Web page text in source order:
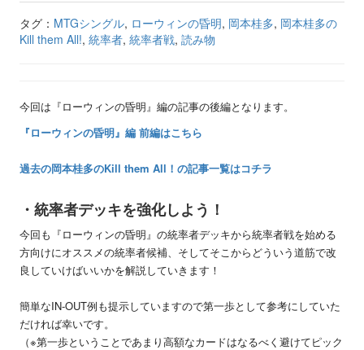
タグ： MTGシングル, ローウィンの昏明, 岡本桂多, 岡本桂多の
Kill them All!, 統率者, 統率者戦, 読み物
今回は『ローウィンの昏明』編の記事の後編となります。
『ローウィンの昏明』編 前編はこちら
過去の岡本桂多のKill them All！の記事一覧はコチラ
・統率者デッキを強化しよう！
今回も『ローウィンの昏明』の統率者デッキから統率者戦を始める
方向けにオススメの統率者候補、そしてそこからどういう道筋で改
良していけばいいかを解説していきます！
簡単なIN-OUT例も提示していますので第一歩として参考にしていた
だければ幸いです。
（※第一歩ということであまり高額なカードはなるべく避けてピック